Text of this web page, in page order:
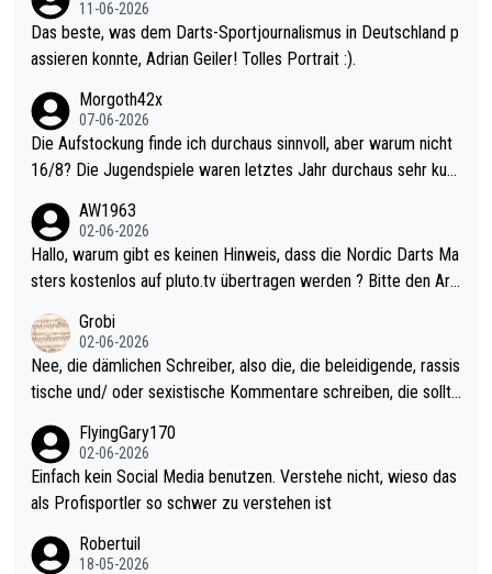
11-06-2026
Das beste, was dem Darts-Sportjournalismus in Deutschland p
assieren konnte, Adrian Geiler! Tolles Portrait :).
Morgoth42x
07-06-2026
Die Aufstockung finde ich durchaus sinnvoll, aber warum nicht
16/8? Die Jugendspiele waren letztes Jahr durchaus sehr kurz
Allerdings ist Mitchell Lawrie als Nummer 1 der Welt eh qualifi
ziert. Somit ändert die automatische Qualifikation des Weltmei
sters erstmal nichts. Ich denke sie wollen damit für nächstes J
ohl wenig WDF Turniere spielen. Dies war bei Archie Self letzt
es Jahr der Fall. Er musste als amtierender Weltmeister durch
den Qualifier und ich glaube kaum, dass Mitchel sich das (in Ve
gas) antun würde, wenn er doch eigentlich die PDC-WM als Zi
el hat.
AW1963
02-06-2026
Hallo, warum gibt es keinen Hinweis, dass die Nordic Darts Ma
sters kostenlos auf pluto.tv übertragen werden ? Bitte den Arti
Grobi
02-06-2026
Nee, die dämlichen Schreiber, also die, die beleidigende, rassis
tische und/ oder sexistische Kommentare schreiben, die sollte
s Leben in den Griff kriegen. Nur eins wundert mich: Luke Little
r war doch neulich erst derjenige, der über Social Media GvV p
rovoziert hat. Und Littlers Mutter schießt öfters mal gegen Ric
FlyingGary170
02-06-2026
Einfach kein Social Media benutzen. Verstehe nicht, wieso das
als Profisportler so schwer zu verstehen ist
Robertuil
18-05-2026